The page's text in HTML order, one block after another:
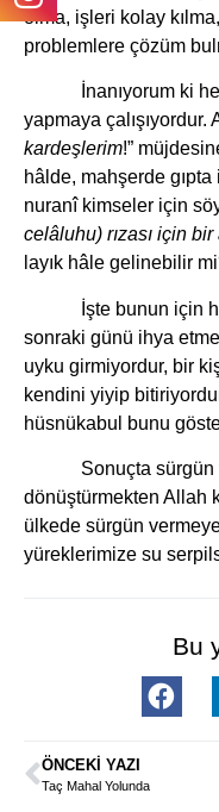
olma, işleri kolay
problemlere çözüm
İnanıyorum ki
yapmaya çalışıyordur.
kardeşlerim!”
hâlde, mahşerde gıpta
nuranî kimseler için
celâluhu) rızası için
layık hâle gelinebilir
İşte bunun için
sonraki günü ihya
uyku girmiyordur, bir
kendini yiyip
hüsnükabul bunu
Sonuçta sürgün
dönüştürmekten Allah
ülkede sürgün
yüreklerimize su
Bu
ÖNCEKI YAZI
Taç Mahal Yolunda